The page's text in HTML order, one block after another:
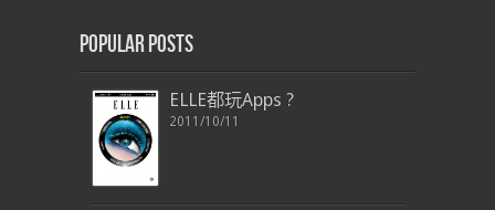
Popular Posts
ELLE都玩Apps ?
2011/10/11